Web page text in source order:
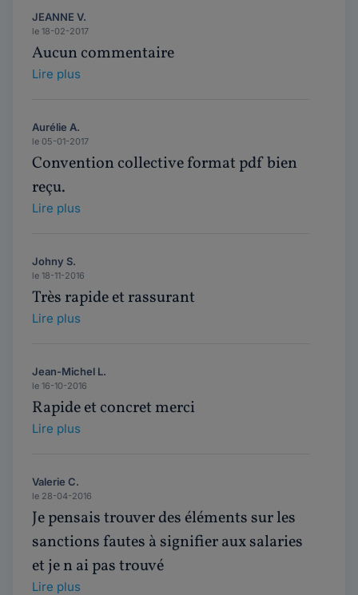
JEANNE V.
le 18-02-2017
Aucun commentaire
Lire plus
Aurélie A.
le 05-01-2017
Convention collective format pdf bien
reçu.
Lire plus
Johny S.
le 18-11-2016
Très rapide et rassurant
Lire plus
Jean-Michel L.
le 16-10-2016
Rapide et concret merci
Lire plus
Valerie C.
le 28-04-2016
Je pensais trouver des éléments sur les
sanctions fautes à signifier aux salaries
et je n ai pas trouvé
Lire plus